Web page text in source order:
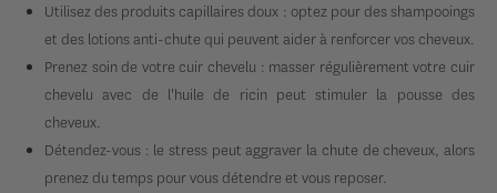
Utilisez des produits capillaires doux : optez pour des shampooings
et des lotions anti-chute qui peuvent aider à renforcer vos cheveux.
Prenez soin de votre cuir chevelu : masser régulièrement votre cuir
chevelu avec de l'huile de ricin peut stimuler la pousse des
cheveux.
Détendez-vous : le stress peut aggraver la chute de cheveux, alors
prenez du temps pour vous détendre et vous reposer.